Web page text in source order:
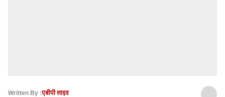
Written By :एबीपी लाइव